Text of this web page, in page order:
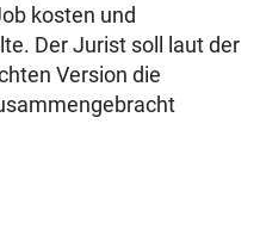
kosten und
Der Jurist soll laut der
Version die